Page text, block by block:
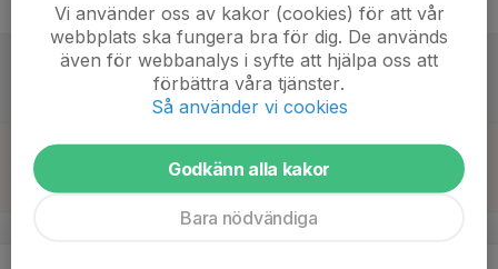
17:00
Match mot IK Tord P13
Träningsmatcher
Rosenlunds IP 6, Jönköping
Sön
15:30
Match mot Husqvarna FF
Träningsmatcher
Vapenvallen 4, Huskvarna
v.8
Vi använder oss av kakor (cookies) för att vår
webbplats ska fungera bra för dig. De används
även för webbanalys i syfte att hjälpa oss att
förbättra våra tjänster.
Så använder vi cookies
Godkänn alla kakor
Bara nödvändiga